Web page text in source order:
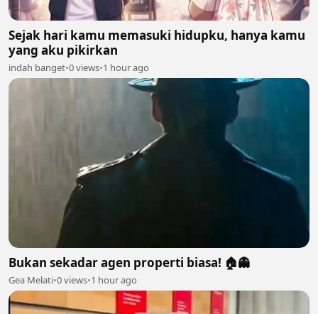
Sejak hari kamu memasuki hidupku, hanya kamu
yang aku pikirkan
indah banget•0 views•1 hour ago
Bukan sekadar agen properti biasa! 🏠👻
Gea Melati•0 views•1 hour ago